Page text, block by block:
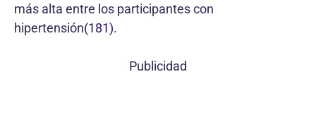
más alta entre los participantes con
hipertensión(181).
Publicidad